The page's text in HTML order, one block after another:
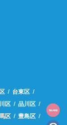
台東区
区
品川区
区
豊島区
SHARE